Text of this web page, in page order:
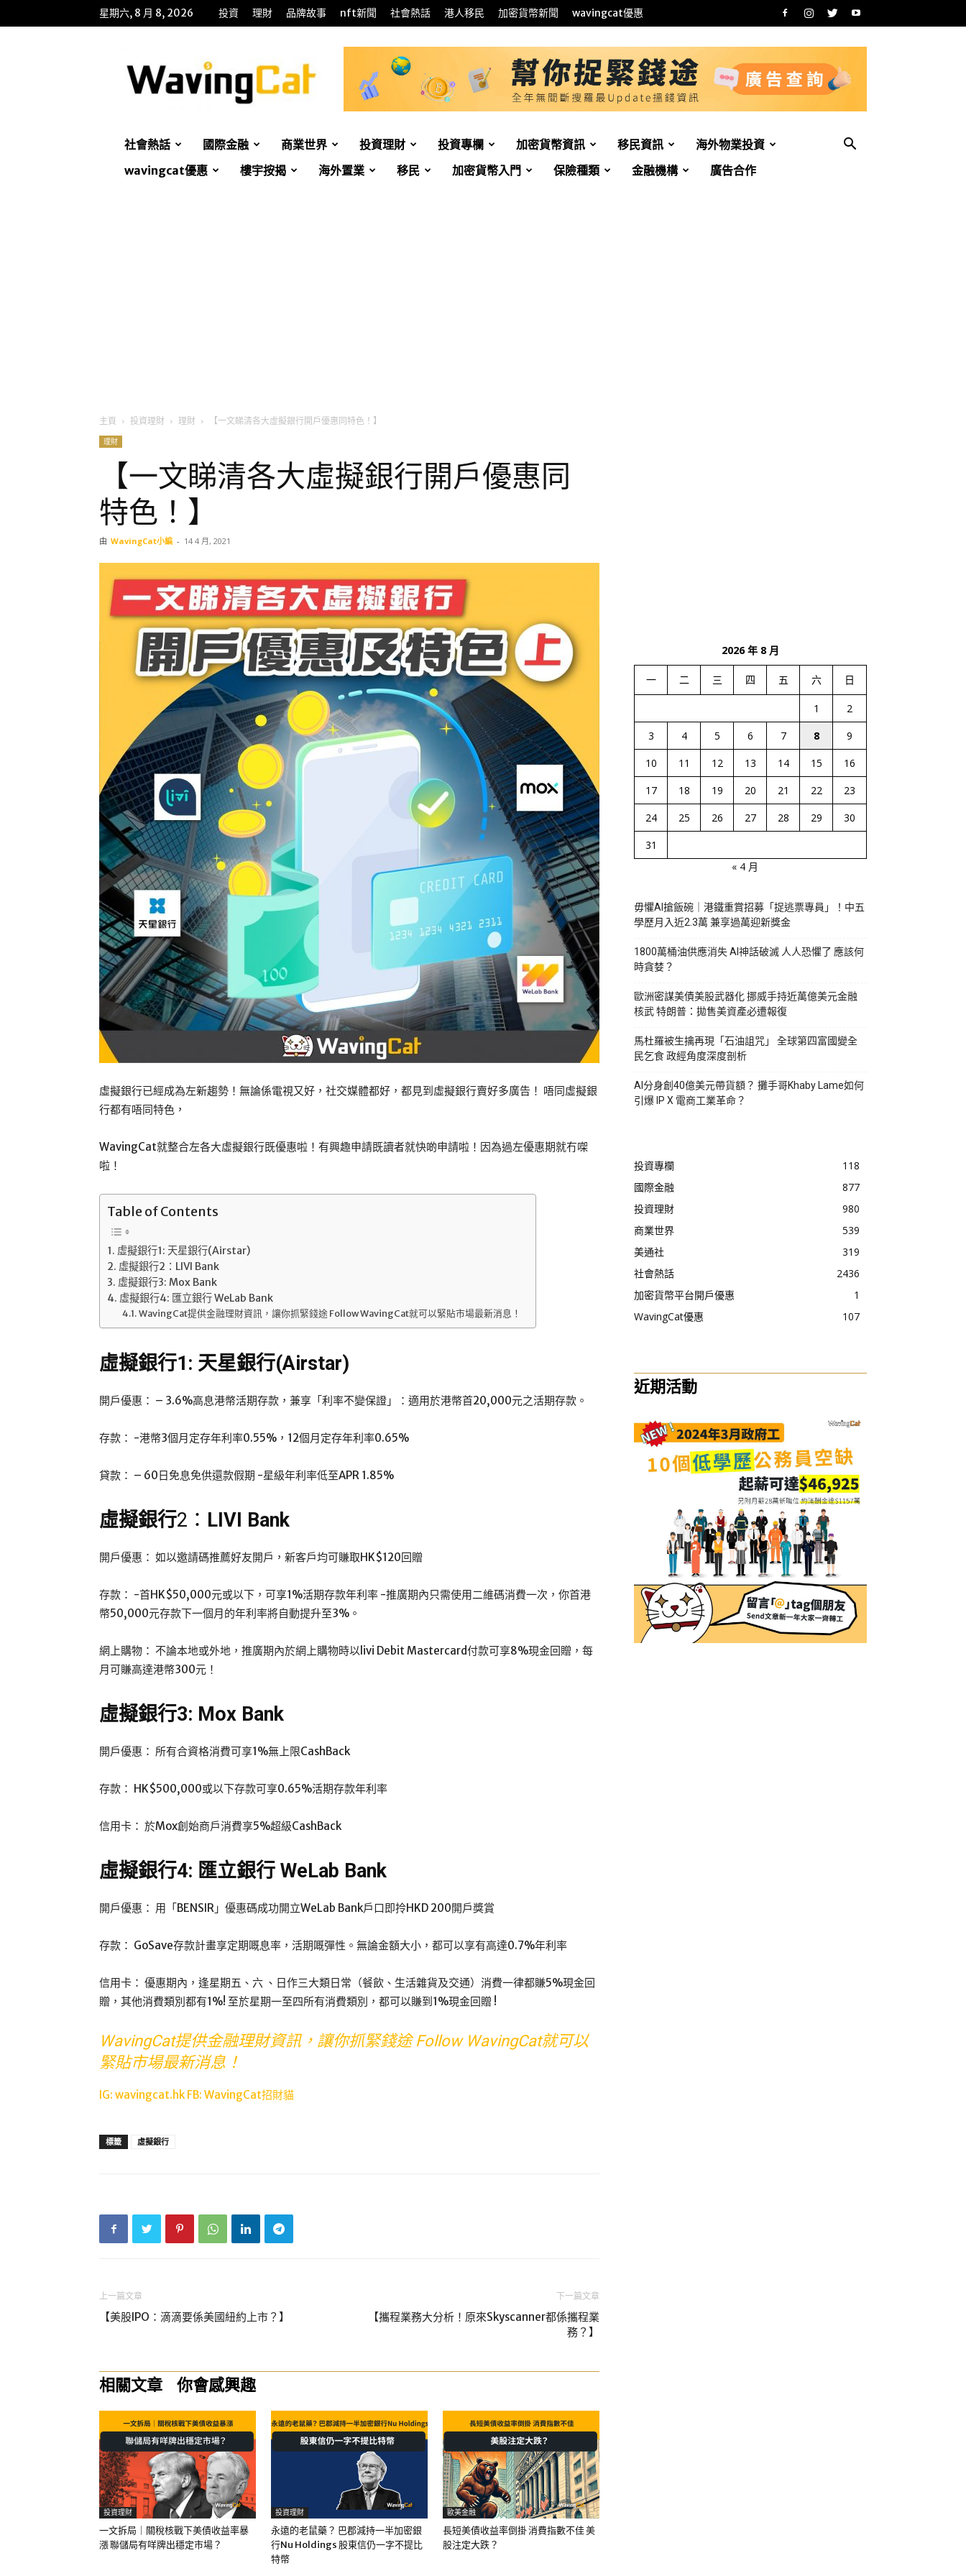
星期六, 8 月 8, 2026 投資 理財 品牌故事 nft新聞 社會熱話 港人移民 加密貨幣新聞 wavingcat優惠
招
財
貓
社會熱話 國際金融 商業世界 投資理財 投資專欄 加密貨幣資訊 移民資訊
海外物業投資
wavingcat優惠
樓宇按揭 海外置業 移民 加密貨幣入門 保險種類 金融機構 廣告合作
主頁 投資理財 理財 【一文睇清各大虛擬銀行開戶優惠同特色！】
理財
【一文睇清各大虛擬銀行開戶優惠同
特色！】
由 WavingCat小編 - 14 4 月, 2021
虛擬銀行已經成為左新趨勢！無論係電視又好，社交媒體都好，都見到虛擬銀行賣好多廣告！ 唔同虛擬銀
行都有唔同特色，
WavingCat就整合左各大虛擬銀行既優惠啦！有興趣申請既讀者就快啲申請啦！因為過左優惠期就冇㗎
啦！
Table of Contents
虛擬銀行1: 天星銀行(Airstar)
虛擬銀行2：LIVI Bank
虛擬銀行3: Mox Bank
虛擬銀行4: 匯立銀行 WeLab Bank
WavingCat提供金融理財資訊，讓你抓緊錢途 Follow WavingCat就可以緊貼市場最新消息！
虛擬銀行1: 天星銀行(Airstar)
開戶優惠： – 3.6%高息港幣活期存款，兼享「利率不變保證」：適用於港幣首20,000元之活期存款。
存款： -港幣3個月定存年利率0.55%，12個月定存年利率0.65%
貸款： – 60日免息免供還款假期 -星級年利率低至APR 1.85%
虛擬銀行2： LIVI Bank
開戶優惠： 如以邀請碼推薦好友開戶，新客戶均可賺取HK$120回贈
存款： -首HK$50,000元或以下，可享1%活期存款年利率 -推廣期內只需使用二維碼消費一次，你首港
幣50,000元存款下一個月的年利率將自動提升至3%。
網上購物： 不論本地或外地，推廣期內於網上購物時以livi Debit Mastercard付款可享8%現金回贈，每
月可賺高達港幣300元！
虛擬銀行3: Mox Bank
開戶優惠： 所有合資格消費可享1%無上限CashBack
存款： HK$500,000或以下存款可享0.65%活期存款年利率
信用卡： 於Mox創始商戶消費享5%超級CashBack
虛擬銀行4: 匯立銀行 WeLab Bank
開戶優惠： 用「BENSIR」優惠碼成功開立WeLab Bank戶口即拎HKD 200開戶獎賞
存款： GoSave存款計畫享定期嘅息率，活期嘅彈性。無論金額大小，都可以享有高達0.7%年利率
信用卡： 優惠期內，逢星期五、六 、日作三大類日常（餐飲、生活雜貨及交通）消費一律都賺5%現金回
贈，其他消費類別都有1%! 至於星期一至四所有消費類別，都可以賺到1%現金回贈 !
WavingCat提供金融理財資訊，讓你抓緊錢途 Follow WavingCat就可以
緊貼市場最新消息！
IG: wavingcat.hk FB: WavingCat招財貓
標籤 虛擬銀行
上一篇文章
【美股IPO：滴滴要係美國紐約上市？】
下一篇文章
【攜程業務大分析！原來Skyscanner都係攜程業
務？】
相關文章 你會感興趣
投資理財
一文拆局｜關稅核戰下美債收益率暴
漲 聯儲局有咩牌出穩定市場？
投資理財
永遠的老鼠藥？ 巴郡減持一半加密銀
行Nu Holdings 股東信仍一字不提比
特幣
歐美金融
長短美債收益率倒掛 消費指數不佳 美
股注定大跌？
2026 年 8 月
一 二 三 四 五 六 日
1
2
3
4 5 6 7 8
9
10
11 12 13 14 15
16
17
18 19 20 21 22
23
24
25 26 27 28 29
30
31
« 4 月
毋懼AI搶飯碗｜港鐵重賞招募「捉逃票專員」！中五
學歷月入近2.3萬 兼享過萬迎新獎金
1800萬桶油供應消失 AI神話破滅 人人恐懼了 應該何
時貪婪？
歐洲密謀美債美股武器化 挪威手持近萬億美元金融
核武 特朗普：拋售美資產必遭報復
馬杜羅被生擒再現「石油詛咒」 全球第四富國變全
民乞食 政經角度深度剖析
AI分身創40億美元帶貨額？ 攤手哥Khaby Lame如何
引爆 IP X 電商工業革命？
投資專欄
118
國際金融
877
投資理財
980
商業世界
539
美通社
319
社會熱話
2436
加密貨幣平台開戶優惠
1
WavingCat優惠
107
近期活動